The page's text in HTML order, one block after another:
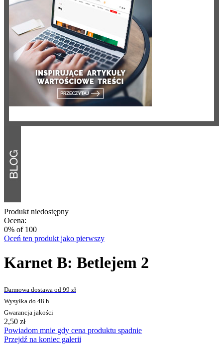
Produkt niedostępny
Ocena:
0% of 100
Oceń ten produkt jako pierwszy
Karnet B: Betlejem 2
Darmowa dostawa od 99 zł
Wysyłka do 48 h
Gwarancja jakości
2,50 zł
Powiadom mnie gdy cena produktu spadnie
Przejdź na koniec galerii